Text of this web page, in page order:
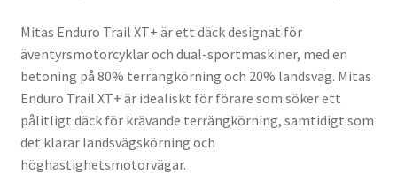
Mitas Enduro Trail XT+ är ett däck designat för
äventyrsmotorcyklar och dual-sportmaskiner, med en
betoning på 80% terrängkörning och 20% landsväg. Mitas
Enduro Trail XT+ är idealiskt för förare som söker ett
pålitligt däck för krävande terrängkörning, samtidigt som
det klarar landsvägskörning och
höghastighetsmotorvägar.